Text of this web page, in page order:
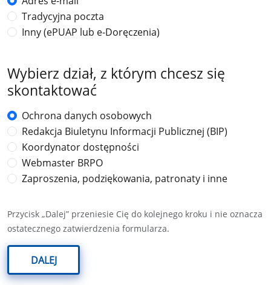
Tradycyjna poczta
Inny (ePUAP lub e-Doręczenia)
Wybierz dział, z którym chcesz się
skontaktować
Ochrona danych osobowych
Redakcja Biuletynu Informacji Publicznej (BIP)
Koordynator dostępności
Webmaster BRPO
Zaproszenia, podziękowania, patronaty i inne
Przycisk „Dalej” przeniesie Cię do kolejnego kroku i nie oznacza
ostatecznego zatwierdzenia formularza.
DALEJ